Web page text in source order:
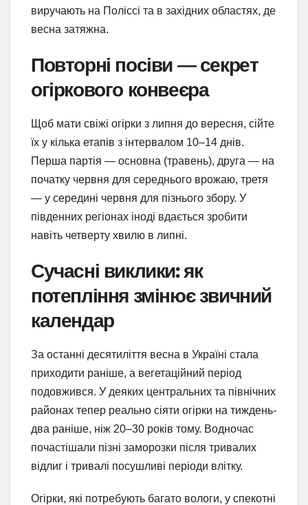
виручають на Поліссі та в західних областях, де
весна затяжна.
Повторні посіви — секрет
огіркового конвеєра
Щоб мати свіжі огірки з липня до вересня, сійте
їх у кілька етапів з інтервалом 10–14 днів.
Перша партія — основна (травень), друга — на
початку червня для середнього врожаю, третя
— у середині червня для пізнього збору. У
південних регіонах іноді вдається зробити
навіть четверту хвилю в липні.
Сучасні виклики: як
потепління змінює звичний
календар
За останні десятиліття весна в Україні стала
приходити раніше, а вегетаційний період
подовжився. У деяких центральних та північних
районах тепер реально сіяти огірки на тиждень-
два раніше, ніж 20–30 років тому. Водночас
почастішали пізні заморозки після тривалих
відлиг і тривалі посушливі періоди влітку.
Огірки, які потребують багато вологи, у спекотні